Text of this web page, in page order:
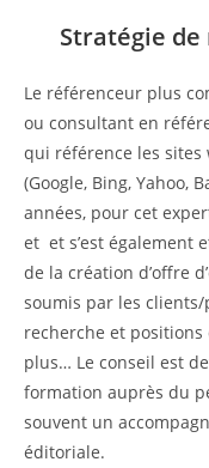
Stratégie
Le référenceur plus
ou consultant en
qui référence les sites
(Google, Bing, Yahoo,
années, pour cet
et et s’est également
de la création d’offre
soumis par les clients/
recherche et
plus… Le conseil est
formation auprès du
souvent un
éditoriale.